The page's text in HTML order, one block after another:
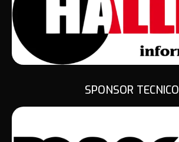
SPONSOR TECNICO